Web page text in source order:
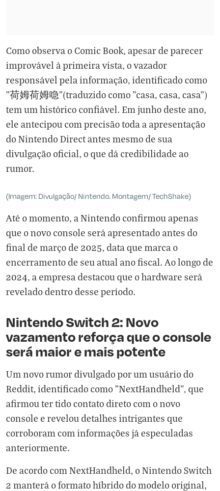
Como observa o Comic Book, apesar de parecer
improvável à primeira vista, o vazador
responsável pela informação, identificado como
"荷姆荷姆喼"(traduzido como "casa, casa, casa")
tem um histórico confiável. Em junho deste ano,
ele antecipou com precisão toda a apresentação
do Nintendo Direct antes mesmo de sua
divulgação oficial, o que dá credibilidade ao
rumor.
(Imagem: Divulgação/ Nintendo. Montagem/ TechShake)
Até o momento, a Nintendo confirmou apenas
que o novo console será apresentado antes do
final de março de 2025, data que marca o
encerramento de seu atual ano fiscal. Ao longo de
2024, a empresa destacou que o hardware será
revelado dentro desse período.
Nintendo Switch 2: Novo
vazamento reforça que o console
será maior e mais potente
Um novo rumor divulgado por um usuário do
Reddit, identificado como "NextHandheld", que
afirmou ter tido contato direto com o novo
console e revelou detalhes intrigantes que
corroboram com informações já especuladas
anteriormente.
De acordo com NextHandheld, o Nintendo Switch
2 manterá o formato híbrido do modelo original,